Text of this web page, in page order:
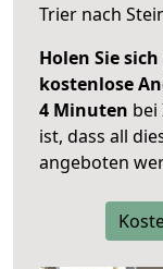
Trier nach
Holen Sie
kostenlose
4 Minuten bei
ist, dass all
angeboten